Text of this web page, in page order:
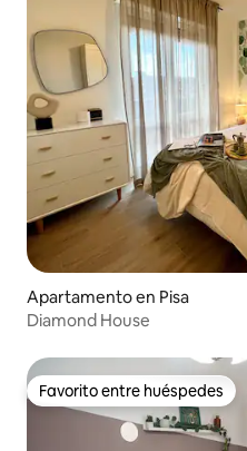
Apartamento en Pisa
Diamond House
Favorito entre huéspedes
Favorito entre huéspedes